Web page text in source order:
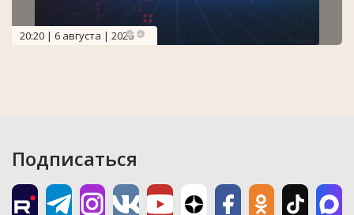
20:20 | 6 августа | 2026
Подписаться